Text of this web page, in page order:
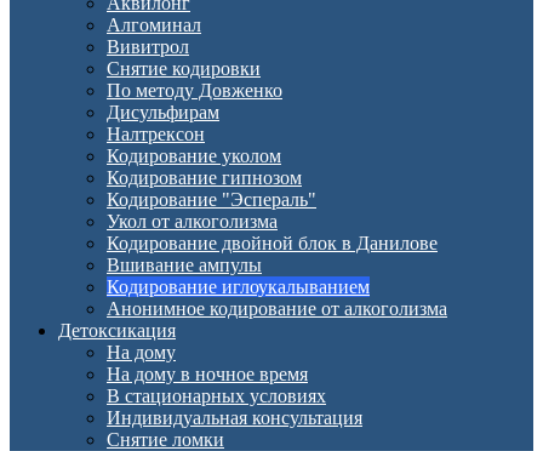
Алгоминал
Вивитрол
Снятие кодировки
По методу Довженко
Дисульфирам
Налтрексон
Кодирование уколом
Кодирование гипнозом
Кодирование "Эспераль"
Укол от алкоголизма
Кодирование двойной блок в Данилове
Вшивание ампулы
Кодирование иглоукалыванием
Анонимное кодирование от алкоголизма
Детоксикация
На дому
На дому в ночное время
В стационарных условиях
Индивидуальная консультация
Снятие ломки